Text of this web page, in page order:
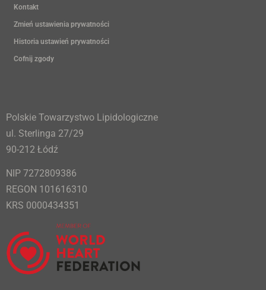
Kontakt
Zmień ustawienia prywatności
Historia ustawień prywatności
Cofnij zgody
Polskie Towarzystwo Lipidologiczne
ul. Sterlinga 27/29
90-212 Łódź
NIP 7272809386
REGON 101616310
KRS 0000434351